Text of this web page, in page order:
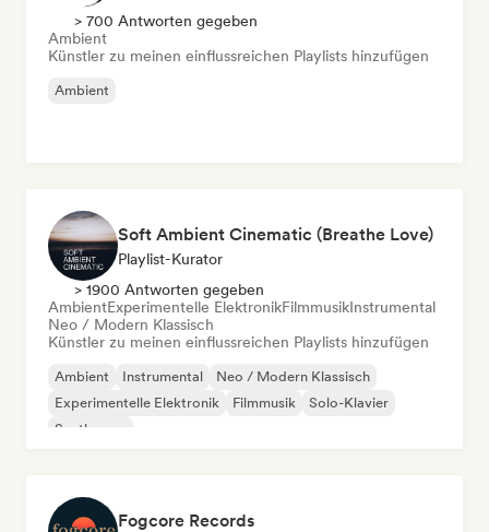
> 700 Antworten gegeben
Ambient
Künstler zu meinen einflussreichen Playlists hinzufügen
Ambient
Soft Ambient Cinematic (Breathe Love)
Playlist-Kurator
> 1900 Antworten gegeben
AmbientExperimentelle ElektronikFilmmusikInstrumental
Neo / Modern Klassisch
Künstler zu meinen einflussreichen Playlists hinzufügen
Ambient Instrumental
Neo / Modern Klassisch
Experimentelle Elektronik
Filmmusik
Solo-Klavier
Synthwave
Fogcore Records